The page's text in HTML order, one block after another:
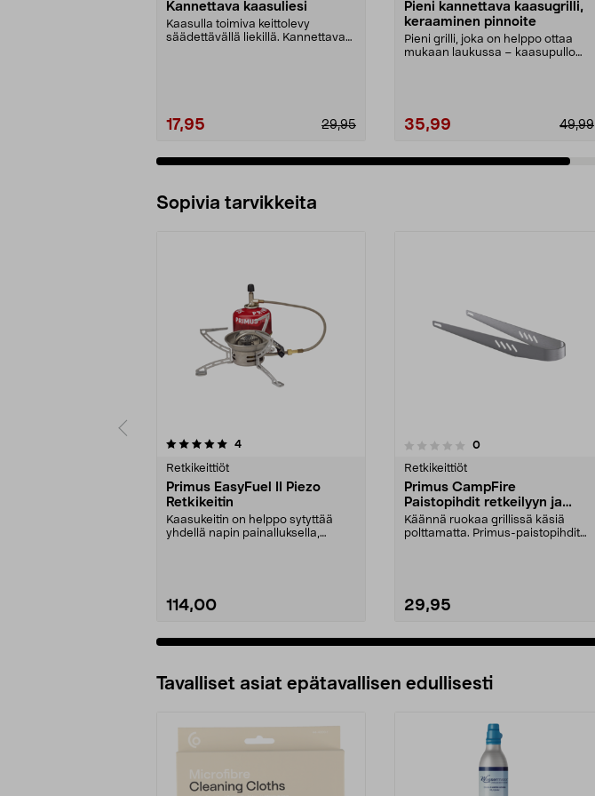
Kannettava kaasuliesi
Kaasulla toimiva keittolevy
säädettävällä liekillä. Kannettava
17,95 29,95
Pieni kannettava kaasugrilli,
keraaminen pinnoite
Pieni grilli, joka on helppo ottaa
mukaan laukussa – kaasupullo
35,99 49,99
Sopivia tarvikkeita
4arvostelut
Retkikeittiöt
Primus EasyFuel II Piezo
Retkikeitin
Kaasukeitin on helppo sytyttää
yhdellä napin painalluksella,
114,00
0.0 viidestä
0arvostelut
Retkikeittiöt
Primus CampFire
Paistopihdit retkeilyyn ja
grillaukseen, 275 mm
Käännä ruokaa grillissä käsiä
polttamatta. Primus-paistopihdit
29,95
4.0viidestä
Tavalliset asiat epätavallisen edullisesti